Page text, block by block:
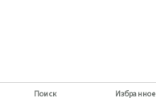
Поиск Избранное